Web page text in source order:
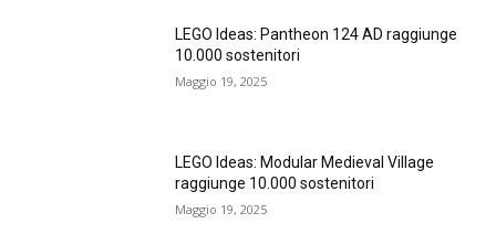
LEGO Ideas: Pantheon 124 AD raggiunge
10.000 sostenitori
Maggio 19, 2025
LEGO Ideas: Modular Medieval Village
raggiunge 10.000 sostenitori
Maggio 19, 2025